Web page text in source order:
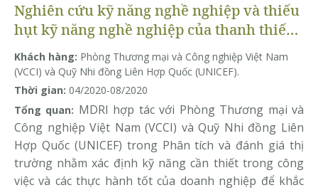
Nghiên cứu kỹ năng nghề nghiệp và thiếu
hụt kỹ năng nghề nghiệp của thanh thiếu
niên
Khách hàng: Phòng Thương mại và Công nghiệp Việt Nam
(VCCI) và Quỹ Nhi đồng Liên Hợp Quốc (UNICEF).
Thời gian: 04/2020-08/2020
Tổng quan: MDRI hợp tác với Phòng Thương mại và
Công nghiệp Việt Nam (VCCI) và Quỹ Nhi đồng Liên
Hợp Quốc (UNICEF) trong Phân tích và đánh giá thị
trường nhằm xác định kỹ năng cần thiết trong công
việc và các thực hành tốt của doanh nghiệp để khắc